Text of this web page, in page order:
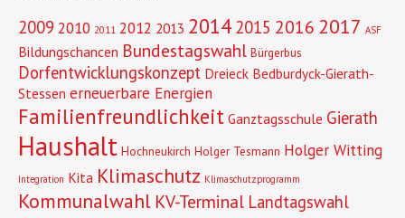
2009 2010 2011 2012 2013 2014 2015 2016 2017 ASF
Bildungschancen Bundestagswahl Bürgerbus
Dorfentwicklungskonzept Dreieck Bedburdyck-Gierath-
Stessen erneuerbare Energien
Familienfreundlichkeit Ganztagsschule Gierath
Haushalt Hochneukirch Holger Tesmann Holger Witting
Integration Kita Klimaschutz Klimaschutzprogramm
Kommunalwahl KV-Terminal Landtagswahl